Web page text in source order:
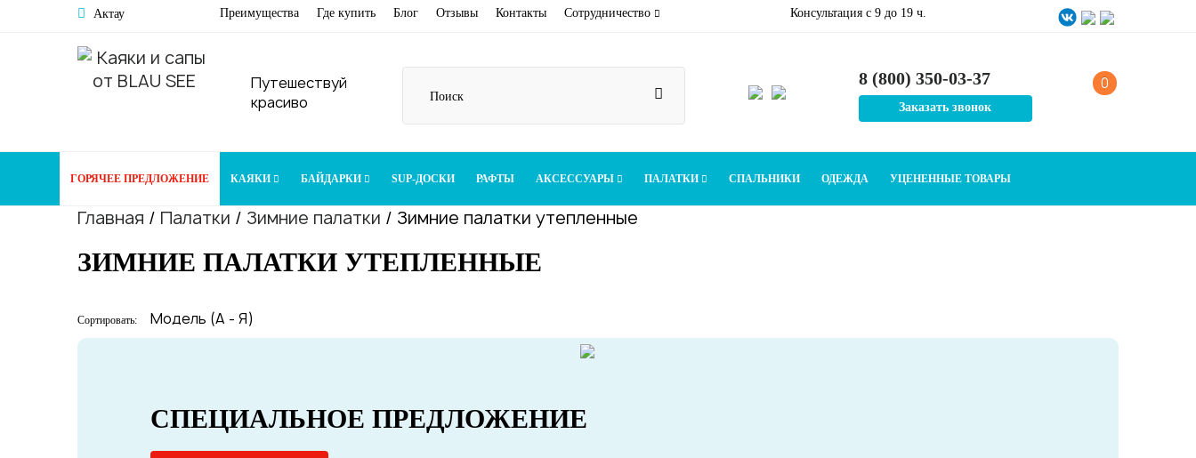
Актау Преимущества Где купить Блог Отзывы Контакты Сотрудничество Консультация c 9 до 19 ч.
Путешествуй
красиво
8 (800) 350-03-37
Заказать звонок
0
ГОРЯЧЕЕ ПРЕДЛОЖЕНИЕ КАЯКИ БАЙДАРКИ SUP-ДОСКИ РАФТЫ АКСЕССУАРЫ ПАЛАТКИ СПАЛЬНИКИ ОДЕЖДА УЦЕНЕННЫЕ ТОВАРЫ
Главная / Палатки / Зимние палатки / Зимние палатки утепленные
ЗИМНИЕ ПАЛАТКИ УТЕПЛЕННЫЕ
Сортировать:
СПЕЦИАЛЬНОЕ ПРЕДЛОЖЕНИЕ